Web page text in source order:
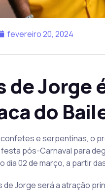
fevereiro 20, 2024
de Jorge
do
e serpentinas, o
pós-Carnaval para
dia 02 de março, a partir
de Jorge será a atração